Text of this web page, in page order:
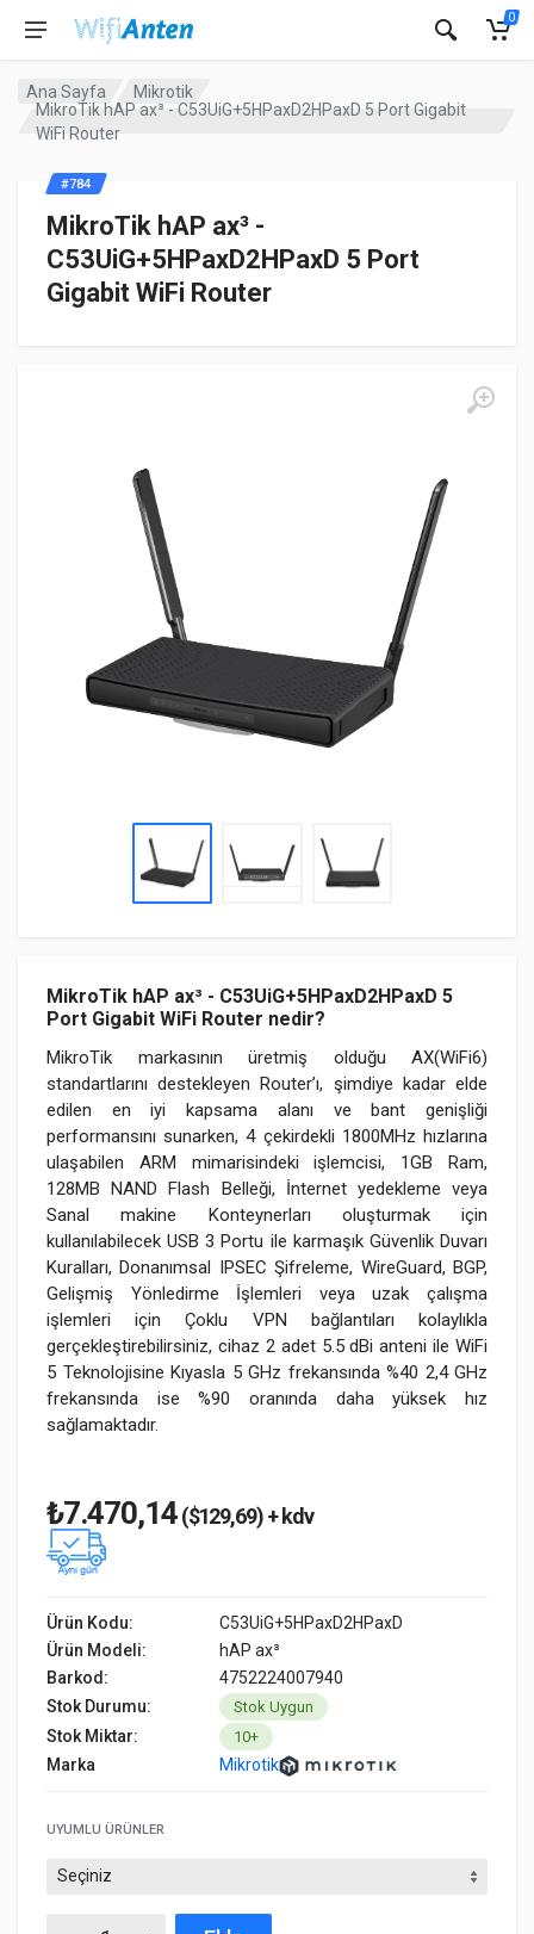
0
Ana Sayfa
Mikrotik
MikroTik hAP ax³ - C53UiG+5HPaxD2HPaxD 5 Port Gigabit
WiFi Router
MikroTik hAP ax³ -
C53UiG+5HPaxD2HPaxD 5 Port
Gigabit WiFi Router
MikroTik hAP ax³ - C53UiG+5HPaxD2HPaxD 5
Port Gigabit WiFi Router nedir?
MikroTik markasının üretmiş olduğu AX(WiFi6)
standartlarını destekleyen Router’ı, şimdiye kadar elde
edilen en iyi kapsama alanı ve bant genişliği
performansını sunarken, 4 çekirdekli 1800MHz hızlarına
ulaşabilen ARM mimarisindeki işlemcisi, 1GB Ram,
128MB NAND Flash Belleği, İnternet yedekleme veya
Sanal makine Konteynerları oluşturmak için
kullanılabilecek USB 3 Portu ile karmaşık Güvenlik Duvarı
Kuralları, Donanımsal IPSEC Şifreleme, WireGuard, BGP,
Gelişmiş Yönledirme İşlemleri veya uzak çalışma
işlemleri için Çoklu VPN bağlantıları kolaylıkla
gerçekleştirebilirsiniz, cihaz 2 adet 5.5 dBi anteni ile WiFi
5 Teknolojisine Kıyasla 5 GHz frekansında %40 2,4 GHz
frekansında ise %90 oranında daha yüksek hız
sağlamaktadır.
#784
₺7.470,14($129,69) + kdv
Ürün Kodu:
C53UiG+5HPaxD2HPaxD
Ürün Modeli:
hAP ax³
Barkod:
4752224007940
Stok Durumu:
Stok Uygun
Stok Miktar: 10+
Marka Mikrotik
UYUMLU ÜRÜNLER